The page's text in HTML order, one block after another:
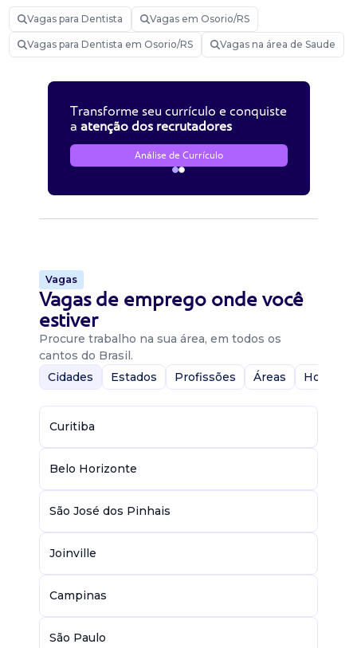
Vagas para Dentista Vagas em Osorio/RS
Vagas para Dentista em Osorio/RS Vagas na área de Saude
Transforme seu currículo e conquiste
a atenção dos recrutadores
Análise de Currículo
Vagas
Vagas de emprego onde você
estiver
Procure trabalho na sua área, em todos os
cantos do Brasil.
Cidades
Estados Profissões Áreas Home-
Curitiba
Belo Horizonte
São José dos Pinhais
Joinville
Campinas
São Paulo